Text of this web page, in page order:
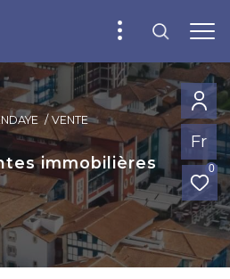
Fr
0
VENTE
immobilières